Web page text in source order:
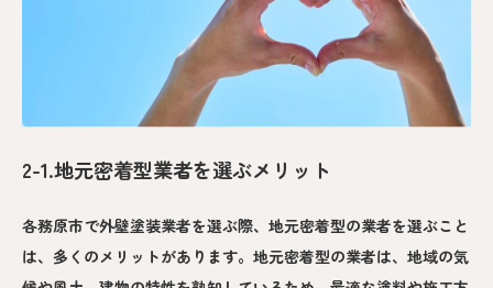
2-1.地元密着型業者を選ぶメリット
各務原市で外壁塗装業者を選ぶ際、地元密着型の業者を選ぶこと
は、多くのメリットがあります。地元密着型の業者は、地域の気